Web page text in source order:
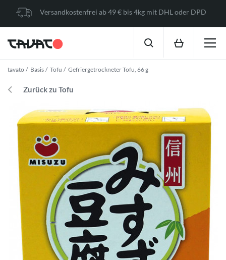
Versandkostenfrei ab 49 € bis 4kg mit DHL oder DPD
tavato Basis Tofu Gefriergetrockneter Tofu, 66 g
Zurück zu Tofu